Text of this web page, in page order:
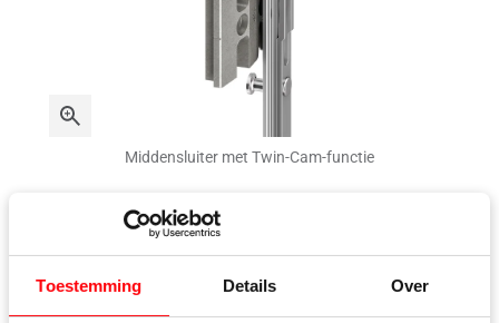
Toestemming Details Over
Middensluiter met Twin-Cam-functie
Technische gegevens